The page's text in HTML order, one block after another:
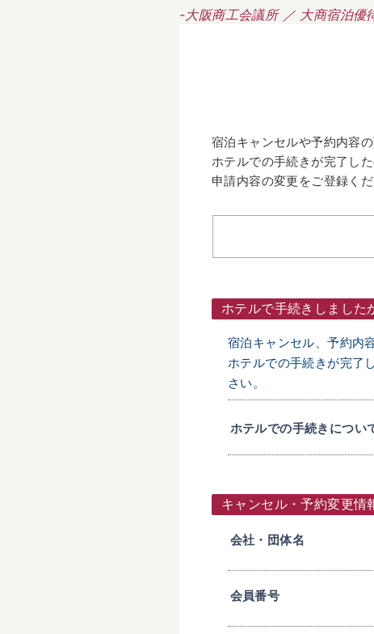
-大阪商工会議所 ／ 大商宿泊優
宿泊キャンセルや予約内容
ホテルでの手続きが完了し
申請内容の変更をご登録くだ
ホテルで手続きしました
宿泊キャンセル、予約内
ホテルでの手続きが完了
さい。
ホテルでの手続きについ
キャンセル・予約変更情
会社・団体名
会員番号